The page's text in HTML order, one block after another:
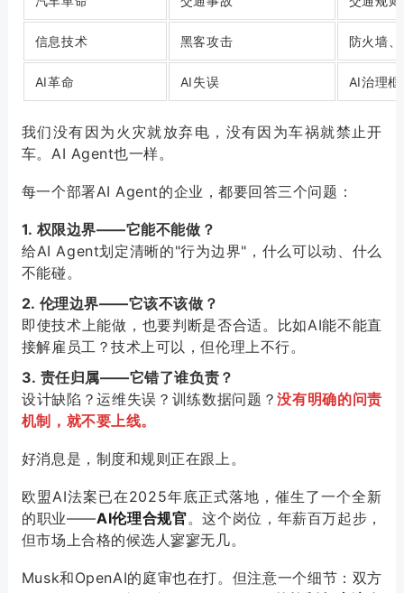
信息技术 黑客攻击 防火墙
AI革命 AI失误 AI治理框
我们没有因为火灾就放弃电，没有因为车祸就禁止开
车。AI Agent也一样。
每一个部署AI Agent的企业，都要回答三个问题：
1. 权限边界——它能不能做？
给AI Agent划定清晰的"行为边界"，什么可以动、什么
不能碰。
2. 伦理边界——它该不该做？
即使技术上能做，也要判断是否合适。比如AI能不能直
接解雇员工？技术上可以，但伦理上不行。
3. 责任归属——它错了谁负责？
设计缺陷？运维失误？训练数据问题？没有明确的问责
机制，就不要上线。
好消息是，制度和规则正在跟上。
欧盟AI法案已在2025年底正式落地，催生了一个全新
的职业——AI伦理合规官。这个岗位，年薪百万起步，
但市场上合格的候选人寥寥无几。
Musk和OpenAI的庭审也在打。但注意一个细节：双方